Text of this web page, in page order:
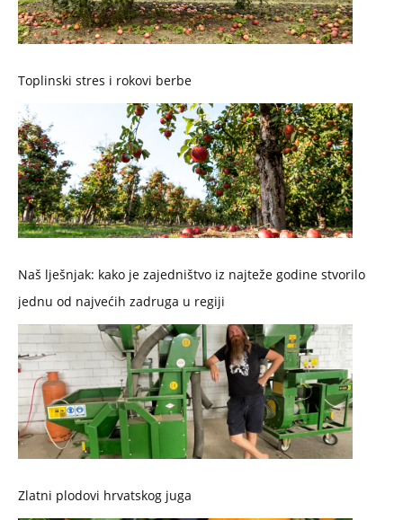
Toplinski stres i rokovi berbe
Naš lješnjak: kako je zajedništvo iz najteže godine stvorilo
jednu od najvećih zadruga u regiji
Zlatni plodovi hrvatskog juga